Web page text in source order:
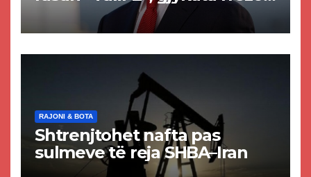
akuzat për ndërtimin e
paligjshëm të selisë së
RAJONI & BOTA
Shtrenjtohet nafta pas
sulmeve të reja SHBA–Iran